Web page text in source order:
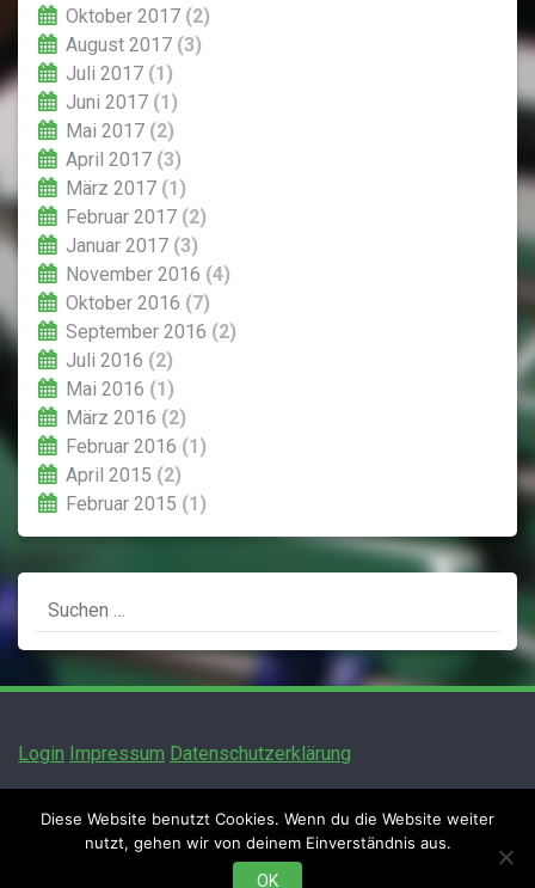
Oktober 2017 (2)
August 2017 (3)
Juli 2017 (1)
Juni 2017 (1)
Mai 2017 (2)
April 2017 (3)
März 2017 (1)
Februar 2017 (2)
Januar 2017 (3)
November 2016 (4)
Oktober 2016 (7)
September 2016 (2)
Juli 2016 (2)
Mai 2016 (1)
März 2016 (2)
Februar 2016 (1)
April 2015 (2)
Februar 2015 (1)
Suchen
nach:
Login Impressum Datenschutzerklärung
TFC Bamberg e.V.
Diese Website benutzt Cookies. Wenn du die Website weiter
nutzt, gehen wir von deinem Einverständnis aus.
OK